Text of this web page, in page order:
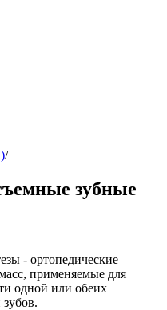
/
зубные
- ортопедические
применяемые для
одной или обеих